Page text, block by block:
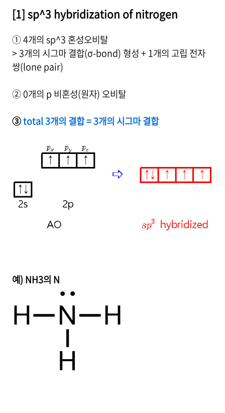
[1] sp^3 hybridization of nitrogen
① 4개의 sp^3 혼성오비탈
> 3개의 시그마 결합(σ-bond) 형성 + 1개의 고립 전자
쌍(lone pair)
② 0개의 p 비혼성(원자) 오비탈
③total 3개의 결합 = 3개의 시그마 결합
예) NH3의 N